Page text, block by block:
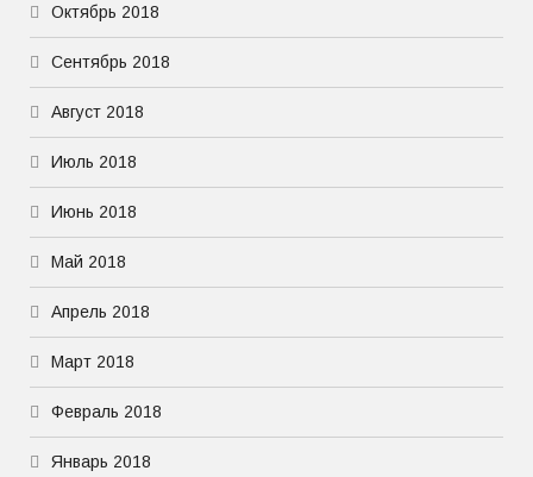
Октябрь 2018
Сентябрь 2018
Август 2018
Июль 2018
Июнь 2018
Май 2018
Апрель 2018
Март 2018
Февраль 2018
Январь 2018